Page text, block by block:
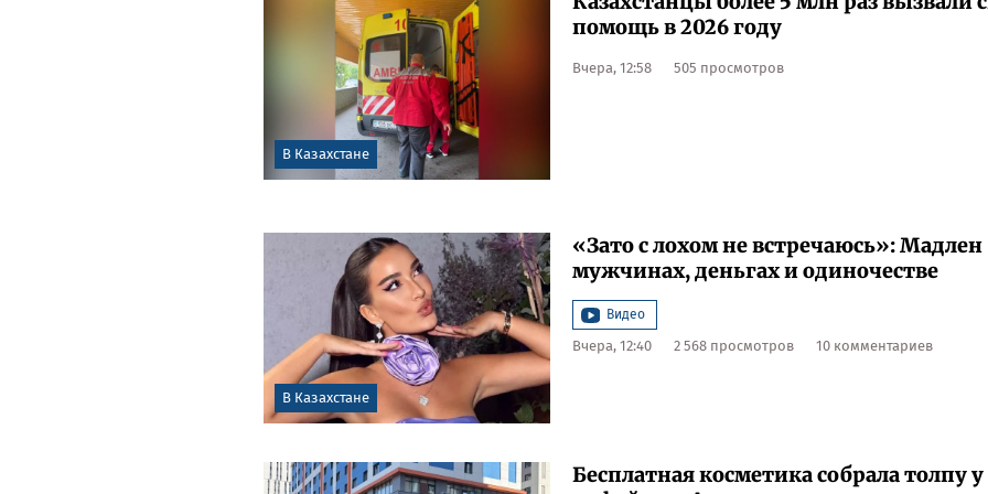
В Казахстане
помощь в 2026 году
Вчера, 12:58 505 просмотров
В Казахстане
«Зато с лохом не встречаюсь»:
мужчинах, деньгах и одиночестве
Видео
Вчера, 12:40 2 568 просмотров 10 комментариев
​Бесплатная косметика собрала толпу у